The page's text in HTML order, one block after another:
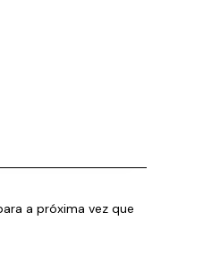
a próxima vez que